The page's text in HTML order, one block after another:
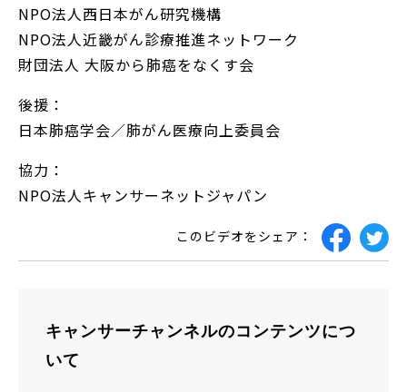
NPO法人西日本がん研究機構
NPO法人近畿がん診療推進ネットワーク
財団法人 大阪から肺癌をなくす会
後援：
日本肺癌学会／肺がん医療向上委員会
協力：
NPO法人キャンサーネットジャパン
このビデオをシェア：
キャンサーチャンネルのコンテンツにつ
いて